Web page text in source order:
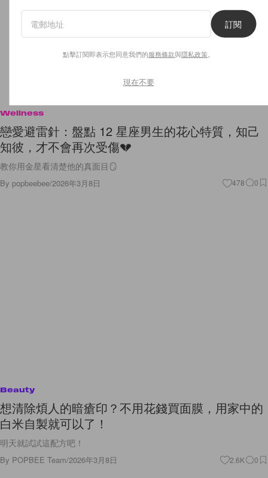
Wellness
戀愛避雷針：盤點 12 星座男生的花心特質，知己
知彼，才不會再次受傷💔
教你用金星看清楚他的真面目🪞
By popbeebee/2026年3月8日 478 0
Beauty
想清除煩人的暗瘡印？不用花錢買面膜，用家中的
白米自製就可以了！
明天就試試這配方吧！
By POPBEE Team/2026年3月8日 2.6K 0
訂閱
點擊訂閱即表示您同意我們的服務條款與隱私政策
現在不要